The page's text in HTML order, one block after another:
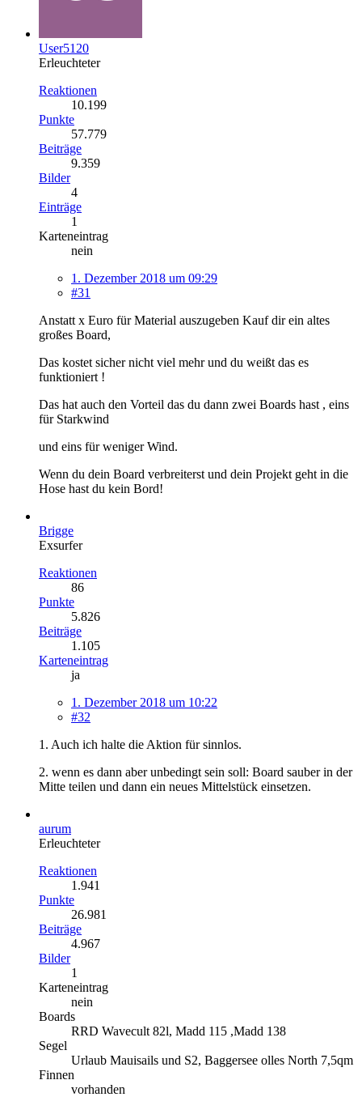
User5120
Erleuchteter
Reaktionen
10.199
Punkte
57.779
Beiträge
9.359
Bilder
4
Einträge
1
Karteneintrag
nein
1. Dezember 2018 um 09:29
#31
Anstatt x Euro für Material auszugeben Kauf dir ein altes
großes Board,
Das kostet sicher nicht viel mehr und du weißt das es
funktioniert !
Das hat auch den Vorteil das du dann zwei Boards hast , eins
für Starkwind
und eins für weniger Wind.
Wenn du dein Board verbreiterst und dein Projekt geht in die
Hose hast du kein Bord!
Brigge
Exsurfer
Reaktionen
86
Punkte
5.826
Beiträge
1.105
Karteneintrag
ja
1. Dezember 2018 um 10:22
#32
1. Auch ich halte die Aktion für sinnlos.
2. wenn es dann aber unbedingt sein soll: Board sauber in der
Mitte teilen und dann ein neues Mittelstück einsetzen.
aurum
Erleuchteter
Reaktionen
1.941
Punkte
26.981
Beiträge
4.967
Bilder
1
Karteneintrag
nein
Boards
RRD Wavecult 82l, Madd 115 ,Madd 138
Segel
Urlaub Mauisails und S2, Baggersee olles North 7,5qm
Finnen
vorhanden